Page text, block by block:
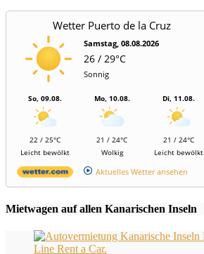
Wetter Puerto de la Cruz
Samstag, 08.08.2026
26 / 29°C
Sonnig
So, 09.08.
22 / 25°C
Leicht bewölkt
Mo, 10.08.
21 / 24°C
Wolkig
Di, 11.08.
21 / 24°C
Leicht bewölkt
Aktuelles Wetter ansehen
Mietwagen auf allen Kanarischen Inseln